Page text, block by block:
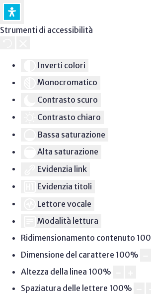
Strumenti di accessibilità
Inverti colori
Monocromatico
Contrasto scuro
Contrasto chiaro
Bassa saturazione
Alta saturazione
Evidenzia link
Evidenzia titoli
Lettore vocale
Modalità lettura
Ridimensionamento contenuto 100
Dimensione del carattere 100%
Altezza della linea 100%
Spaziatura delle lettere 100%